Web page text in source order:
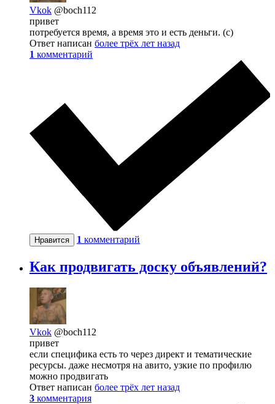
Vkok @boch112
привет
потребуется время, а время это и есть деньги. (с)
Ответ написан более трёх лет назад
1 комментарий
Нравится 1 комментарий
Как продвигать доску объявлений?
Vkok @boch112
привет
если специфика есть то через директ и тематические
ресурсы. даже несмотря на авито, узкие по профилю
можно продвигать
Ответ написан более трёх лет назад
3 комментария